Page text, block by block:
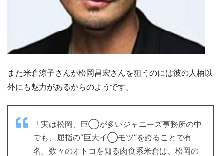
また米倉涼子さんが松岡昌宏さんを狙うのには彼の人柄以
外にも魅力があるからのようです。
「実は松岡、巨◯が多いジャニーズ事務所の中
でも、屈指の“巨大イ◯モツ”を誇ることで有
名。数々のオトコを知る肉食系米倉は、松岡の